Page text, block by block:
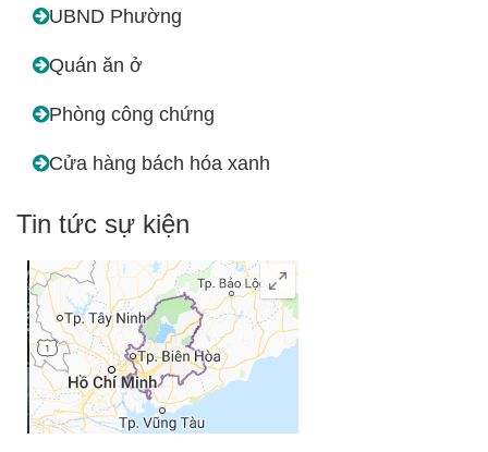
UBND Phường
Quán ăn ở
Phòng công chứng
Cửa hàng bách hóa xanh
Tin tức sự kiện